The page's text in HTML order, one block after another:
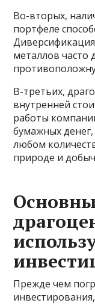
Во-вторых,
портфеле
металлов часто
В-третьих,
внутренней
работы
бумажных
любом
природе и
Прежде чем